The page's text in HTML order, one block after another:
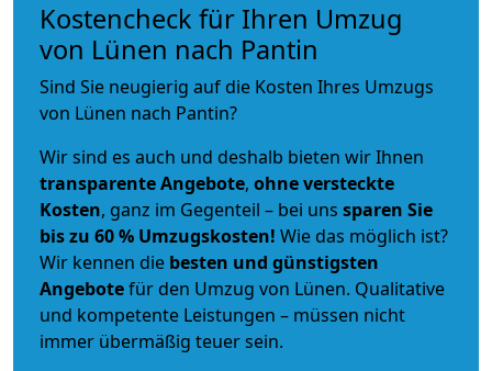
Kostencheck für Ihren Umzug
von Lünen nach Pantin
Sind Sie neugierig auf die Kosten Ihres Umzugs
von Lünen nach Pantin?
Wir sind es auch und deshalb bieten wir Ihnen
transparente Angebote, ohne versteckte
Kosten, ganz im Gegenteil – bei uns sparen Sie
bis zu 60 % Umzugskosten! Wie das möglich ist?
Wir kennen die besten und günstigsten
Angebotefür den Umzug von Lünen. Qualitative
und kompetente Leistungen – müssen nicht
immer übermäßig teuer sein.